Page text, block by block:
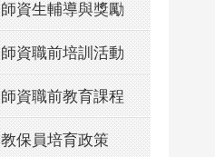
師資生輔導與獎勵
師資職前培訓活動
師資職前教育課程
教保員培育政策